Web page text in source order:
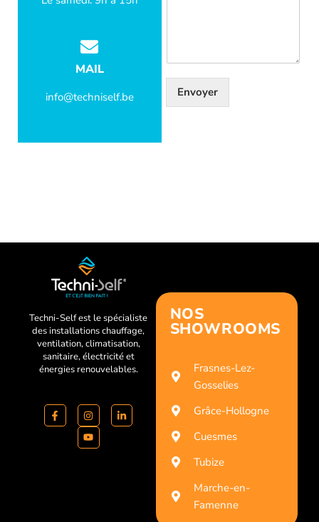
MAIL
info@techniself.be Envoyer
Techni-Self est le spécialiste
des installations chauffage,
ventilation, climatisation,
sanitaire, électricité et
énergies renouvelables.
NOS
SHOWROOMS
Frasnes-Lez-
Gosselies
Grâce-Hollogne
Cuesmes
Tubize
Marche-en-
Famenne